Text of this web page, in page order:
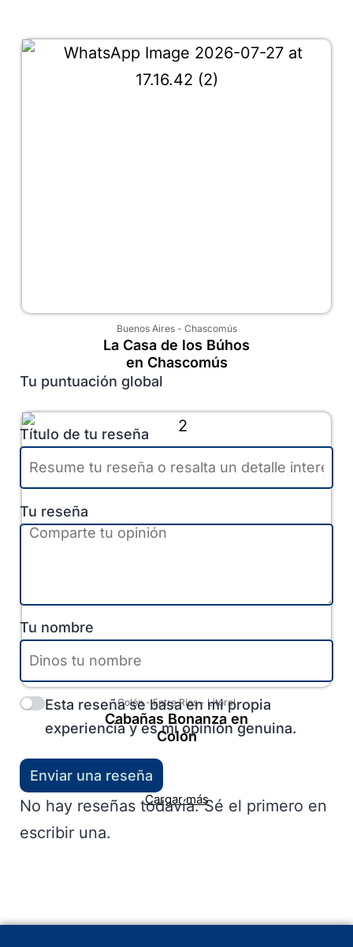
Buenos Aires- Chascomús
La Casa de los Búhos
en Chascomús
Colón-Entre Ríos- Litoral
Cabañas Bonanza en
Colón
Cargar más
Tu puntuación global
Título de tu reseña
Tu reseña
Tu nombre
Esta reseña se basa en mi propia
experiencia y es mi opinión genuina.
Enviar una reseña
No hay reseñas todavía. Sé el primero en
escribir una.